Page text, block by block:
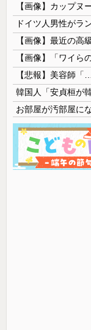
【画像】カップヌ
【画像】最近の高
【画像】「ワイら
【悲報】美容師
お部屋が汚部屋に